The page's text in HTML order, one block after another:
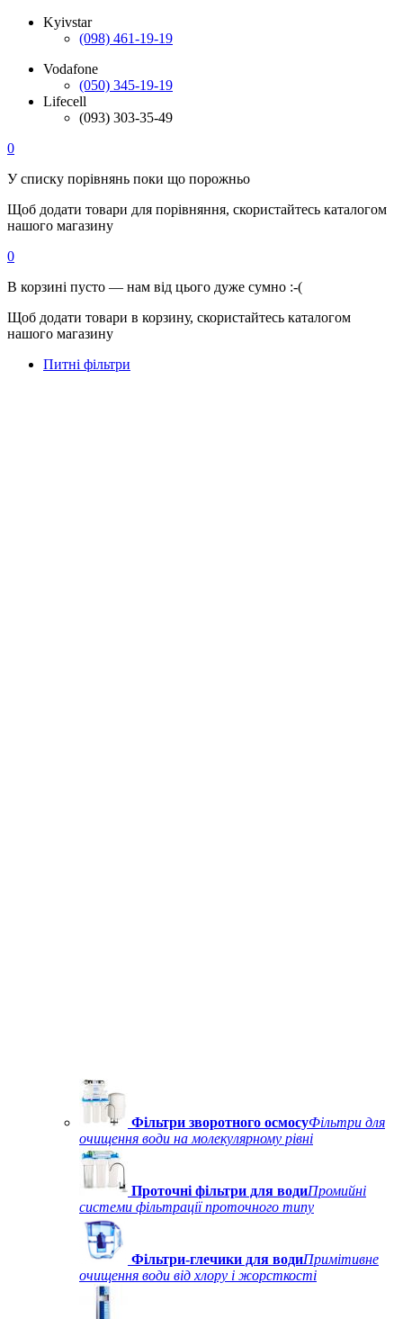
Kyivstar
(098) 461-19-19
Vodafone
(050) 345-19-19
Lifecell
(093) 303-35-49
0
У списку порівнянь поки що порожньо
Щоб додати товари для порівняння, скористайтесь каталогом
нашого магазину
0
В корзині пусто — нам від цього дуже сумно :-(
Щоб додати товари в корзину, скористайтесь каталогом
нашого магазину
Питні фільтри
Фільтри зворотного осмосуФільтри для
очищення води на молекулярному рівні
Проточні фільтри для водиПромийні
системи фільтрації проточного типу
Фільтри-глечики для водиПримітивне
очищення води від хлору і жорсткості